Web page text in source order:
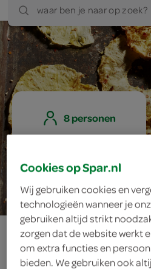
waar ben je naar op zoek?
8 personen
15 min.
ananas-
Cookies op Spar.nl
Wij gebruiken cookies en
technologieën wanneer je
gebruiken altijd strikt
zorgen dat de website werkt
om extra functies en
bieden. We gebruiken ook